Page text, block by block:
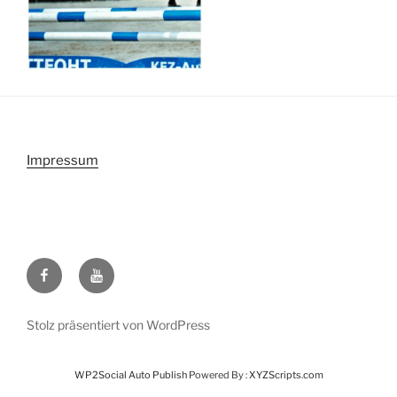
Impressum
FacebookYoutube
Stolz präsentiert von WordPress
WP2Social Auto PublishPowered By :XYZScripts.com